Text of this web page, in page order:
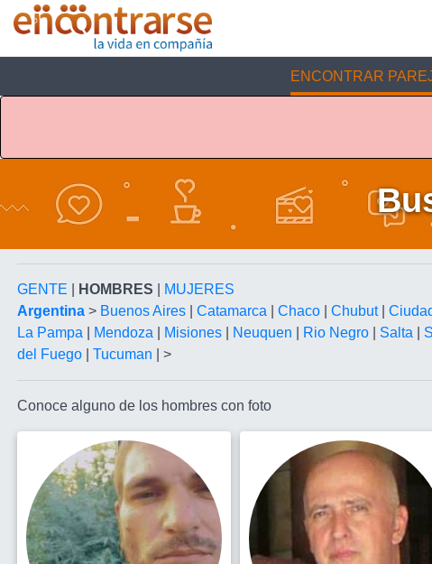
ENCONTRAR
GENTE HOMBRES
MUJERES
Argentina > Buenos Aires Catamarca Chaco Chubut
La Pampa
Mendoza Misiones Neuquen Rio Negro Salta
del Fuego
Tucuman | >
Conoce alguno de los hombres con foto